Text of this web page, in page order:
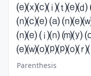
⒠⒳⒞⒤⒯⒠⒟
⒩⒞⒠ ⒜
⒩⒠ ⒤⒩ ⒨⒴
Parenthesis